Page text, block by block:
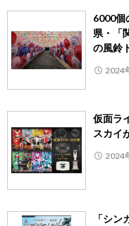
6000
県・「
の風鈴
2024
仮面ラ
スカイ
2024
「シ